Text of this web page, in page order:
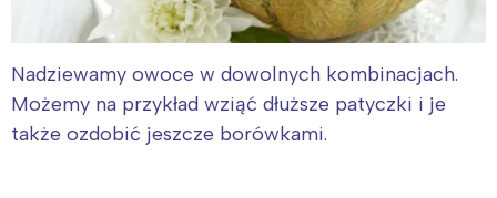
Nadziewamy owoce w dowolnych kombinacjach.
Możemy na przykład wziąć dłuższe patyczki i je
także ozdobić jeszcze borówkami.